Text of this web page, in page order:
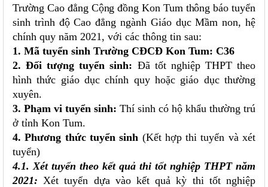
Trường Cao đẳng Cộng đồng Kon Tum thông báo tuyển
sinh trình độ Cao đẳng ngành Giáo dục Mầm non, hệ
chính quy năm 2021, với các thông tin sau:
1. Mã tuyển sinh Trường CĐCĐ Kon Tum: C36
2. Đối tượng tuyển sinh: Đã tốt nghiệp THPT theo
hình thức giáo dục chính quy hoặc giáo dục thường
xuyên.
3. Phạm vi tuyển sinh: Thí sinh có hộ khẩu thường trú
ở tỉnh Kon Tum.
4. Phương thức tuyển sinh (Kết hợp thi tuyển và xét
tuyển)
4.1. Xét tuyển theo kết quả thi tốt nghiệp THPT năm
2021: Xét tuyển dựa vào kết quả kỳ thi tốt nghiệp